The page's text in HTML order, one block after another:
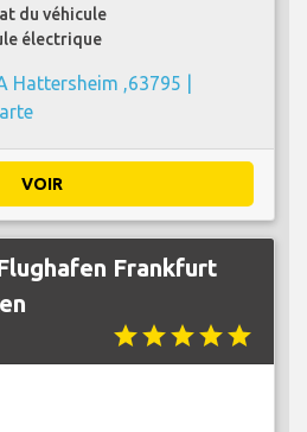
du véhicule
électrique
Hattersheim ,63795 |
VOIR
Frankfurt
starstarstarstarstar